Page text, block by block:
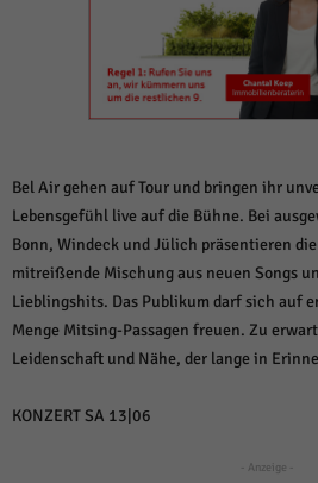
Bel Air gehen auf Tour und bringen ihr
Lebensgefühl live auf die Bühne. Bei
Bonn, Windeck und Jülich präsentieren
mitreißende Mischung aus neuen Songs
Lieblingshits. Das Publikum darf sich auf
Menge Mitsing-Passagen freuen. Zu
Leidenschaft und Nähe, der lange in
KONZERT SA 13|06
- Anzeige -
Alle akzeptieren
Zurück
Essenzielle Cookies ermöglichen
einwandfreie Funktion der Website
Statistiken (1)
Statistik Cookies erfassen Informationen
uns zu verstehen, wie unsere Besucher